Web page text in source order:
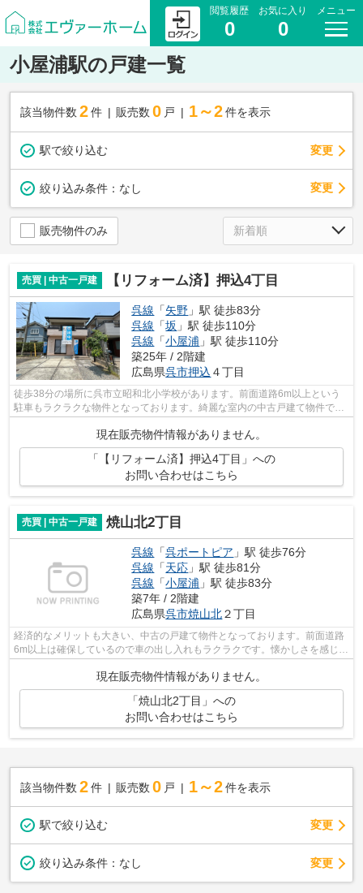
閲覧履歴
0
お気に入り
0
メニュー
小屋浦駅の戸建一覧
該当物件数 2件 販売数 0 戸 1～2 件を表示
駅で絞り込む 変更
絞り込み条件： なし 変更
販売物件のみ
売買 | 中古一戸建 【リフォーム済】押込4丁目
呉線 「矢野 」駅 徒歩83分
呉線 「坂 」駅 徒歩110分
呉線 「小屋浦 」駅 徒歩110分
築25年 / 2階建
広島県呉市押込 ４丁目
徒歩38分の場所に呉市立昭和北小学校があります。前面道路6m以上という
駐車もラクラクな物件となっております。綺麗な室内の中古戸建て物件で素
現在販売物件情報がありません。
「【リフォーム済】押込4丁目」への
お問い合わせはこちら
売買 | 中古一戸建 焼山北2丁目
呉線 「呉ポートピア 」駅 徒歩76分
呉線 「天応 」駅 徒歩81分
呉線 「小屋浦 」駅 徒歩83分
築7年 / 2階建
広島県呉市焼山北２丁目
経済的なメリットも大きい、中古の戸建て物件となっております。前面道路
6m以上は確保しているので車の出し入れもラクラクです。懐かしさを感じる
現在販売物件情報がありません。
「焼山北2丁目」への
お問い合わせはこちら
該当物件数 2件 販売数 0 戸 1～2 件を表示
駅で絞り込む 変更
絞り込み条件： なし 変更